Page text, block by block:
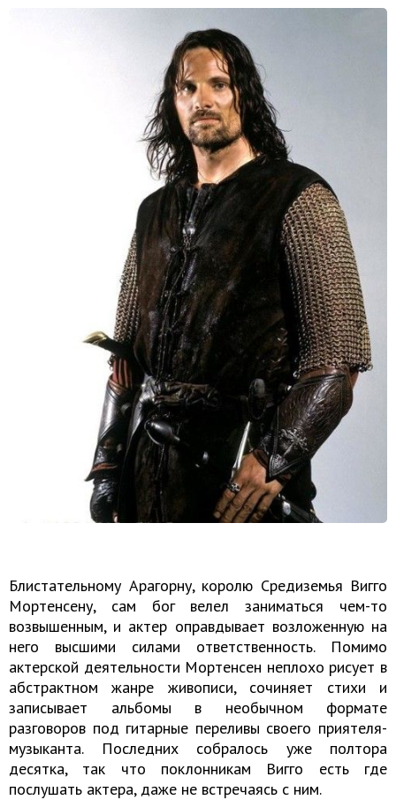
Блистательному Арагорну, королю Средиземья Вигго
Мортенсену, сам бог велел заниматься чем-то
возвышенным, и актер оправдывает возложенную на
него высшими силами ответственность. Помимо
актерской деятельности Мортенсен неплохо рисует в
абстрактном жанре живописи, сочиняет стихи и
записывает альбомы в необычном формате
разговоров под гитарные переливы своего приятеля-
музыканта. Последних собралось уже полтора
десятка, так что поклонникам Вигго есть где
послушать актера, даже не встречаясь с ним.